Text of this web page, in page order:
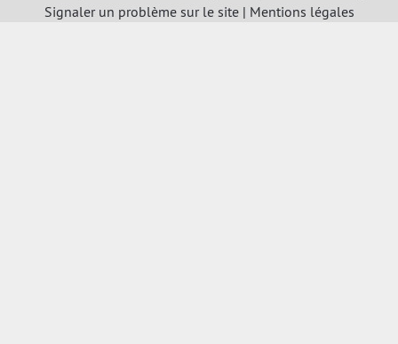
Signaler un problème sur le site| Mentions légales